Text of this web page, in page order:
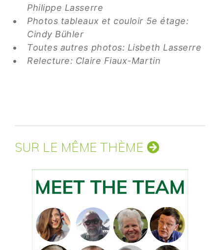
Philippe Lasserre
Photos tableaux et couloir 5e étage:
Cindy Bühler
Toutes autres photos: Lisbeth Lasserre
Relecture: Claire Fiaux-Martin
SUR LE MÊME THÈME